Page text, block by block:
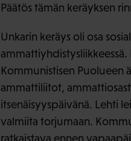
Päätös tämän keräyksen
Unkarin keräys oli osa
Kommunistisen Puolueen
ammattiliitot,
itsenäisyyspäivänä. Lehti
valmiita torjumaan.
ratkaistava ennen